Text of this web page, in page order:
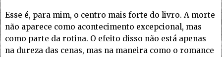
Esse é, para mim, o centro mais forte do livro. A morte
não aparece como acontecimento excepcional, mas
como parte da rotina. O efeito disso não está apenas
na dureza das cenas, mas na maneira como o romance